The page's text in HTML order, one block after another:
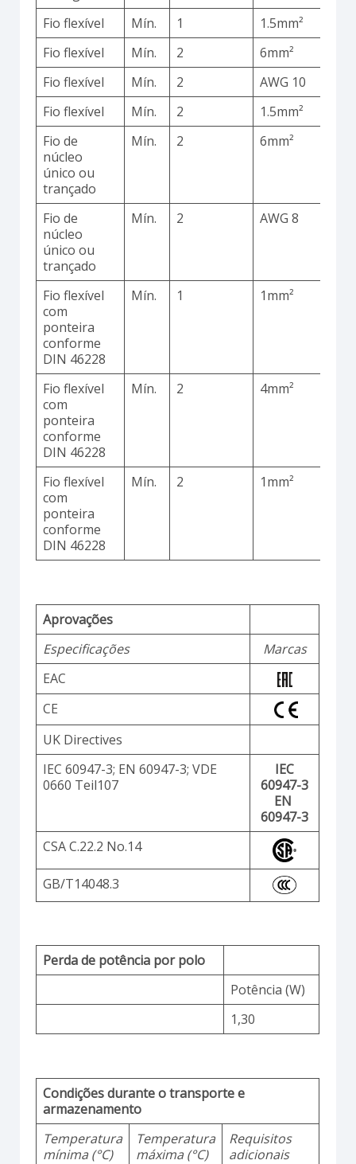
Fio flexível
Mín. 1 1.5mm²
Fio flexível
Mín. 2 6mm²
Fio flexível
Mín. 2 AWG 10
Fio flexível
Mín. 2 1.5mm²
Fio de
núcleo
único ou
trançado
Mín. 2 6mm²
Fio de
núcleo
único ou
trançado
Mín. 2 AWG 8
Fio flexível
com
ponteira
conforme
DIN 46228
Mín. 1 1mm²
Fio flexível
com
ponteira
conforme
DIN 46228
Mín. 2 4mm²
Fio flexível
com
ponteira
conforme
DIN 46228
Mín. 2 1mm²
Aprovações
Especificações
Marcas
EAC
CE
UK Directives
IEC 60947-3; EN 60947-3; VDE
0660 Teil107
IEC
60947-3
EN
60947-3
CSA C.22.2 No.14
GB/T14048.3
Perda de potência por polo
Potência (W)
1,30
Condições durante o transporte e
armazenamento
Temperatura
mínima (°C)
Temperatura
máxima (°C)
Requisitos
adicionais